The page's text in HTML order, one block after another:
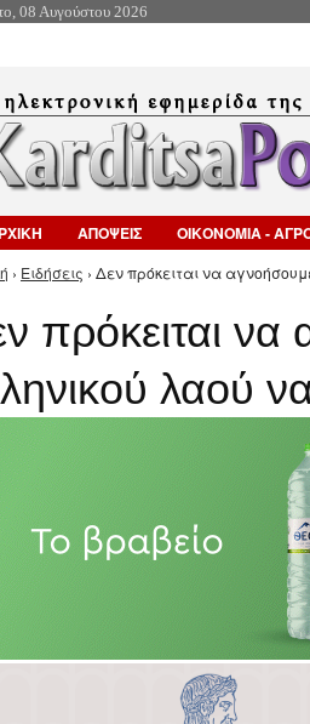
08 Αυγούστου 2026
ΑΠΟΨΕΙΣ ΟΙΚΟΝΟΜΙΑ -
εδώ
› Ειδήσεις › Δεν πρόκειται να
πρόκειται να
λαού